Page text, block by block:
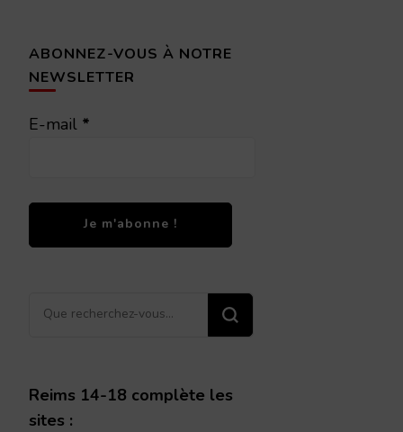
ABONNEZ-VOUS À NOTRE
NEWSLETTER
E-mail *
Vous
Reims 14-18 complète les
sites :